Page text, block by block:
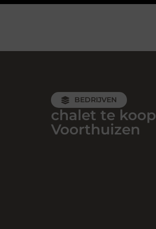
BEDRIJVEN
chalet te koop
Voorthuizen